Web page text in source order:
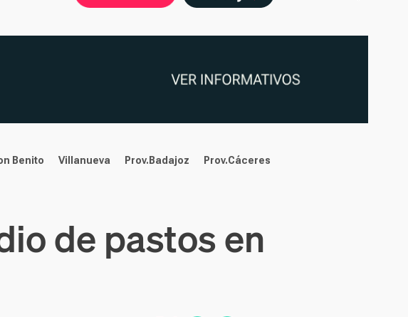
Benito Villanueva Prov.Badajoz Prov.Cáceres
de pastos en